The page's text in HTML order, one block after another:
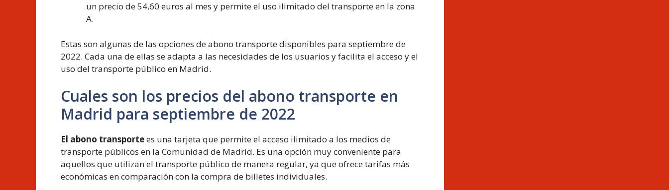
un precio de 54,60 euros al mes y permite el uso ilimitado del transporte en la zona
A.
Estas son algunas de las opciones de abono transporte disponibles para septiembre de
2022. Cada una de ellas se adapta a las necesidades de los usuarios y facilita el acceso y el
uso del transporte público en Madrid.
Cuales son los precios del abono transporte en
Madrid para septiembre de 2022
El abono transportees una tarjeta que permite el acceso ilimitado a los medios de
transporte públicos en la Comunidad de Madrid. Es una opción muy conveniente para
aquellos que utilizan el transporte público de manera regular, ya que ofrece tarifas más
económicas en comparación con la compra de billetes individuales.